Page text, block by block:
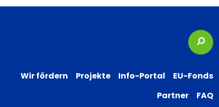
Wir fördern Projekte Info-Portal
EU-Fonds
Partner
FAQ